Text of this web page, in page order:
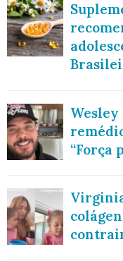
Wesley
“Força